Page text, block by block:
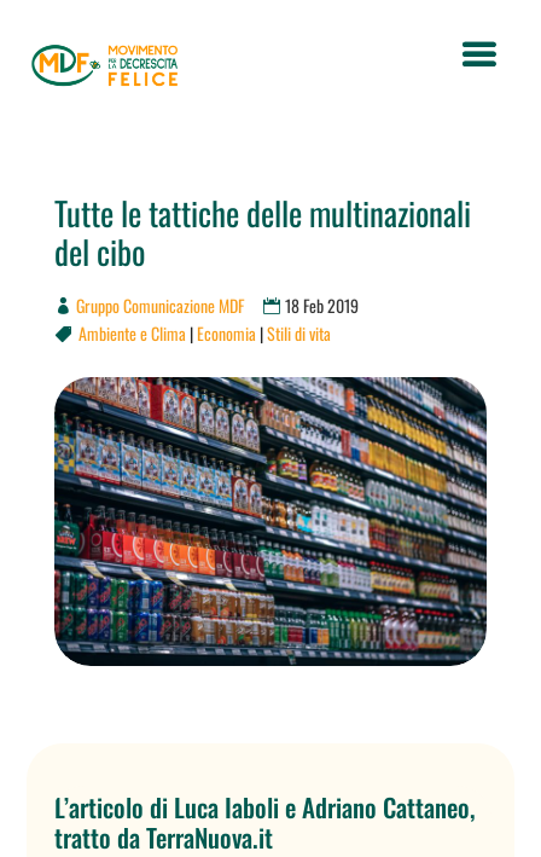
Tutte le tattiche delle multinazionali
del cibo
Gruppo Comunicazione MDF 18 Feb 2019
 Ambiente e Clima |Economia |Stili di vita
L’articolodi Luca Iaboli e Adriano Cattaneo,
tratto da TerraNuova.it